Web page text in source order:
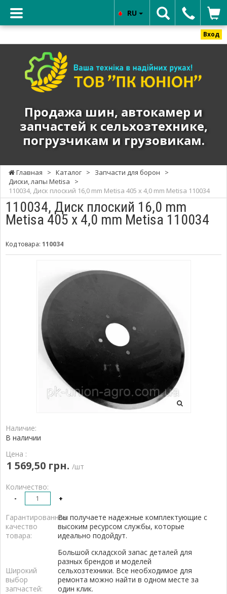
Вход
ЮНИОН"
автокамер
запчастей
к
сельхозтехнике,
погрузчикам
и
грузовикам.
Продажа шин, автокамер и
запчастей к сельхозтехнике,
погрузчикам и грузовикам.
RU
Главная > Каталог > Запчасти для борон
>
Диски, лапы Metisa
>
110034, Диск плоский 16,0 mm Metisa 405 х 4,0 mm Metisa 110034
110034, Диск плоский 16,0 mm
Metisa 405 х 4,0 mm Metisa 110034
Код товара: 110034
Наличие:
В наличии
Цена :
1 569,50 грн. /шт
Количество:
- +
Гарантированное
качество
товара:
Вы получаете надежные комплектующие с
высоким ресурсом службы, которые
идеально подойдут.
Широкий
выбор
запчастей:
Большой складской запас деталей для
разных брендов и моделей
сельхозтехники. Все необходимое для
ремонта можно найти в одном месте за
один клик.